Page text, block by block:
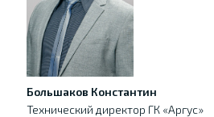
Большаков Константин
Технический директор ГК «Аргус»